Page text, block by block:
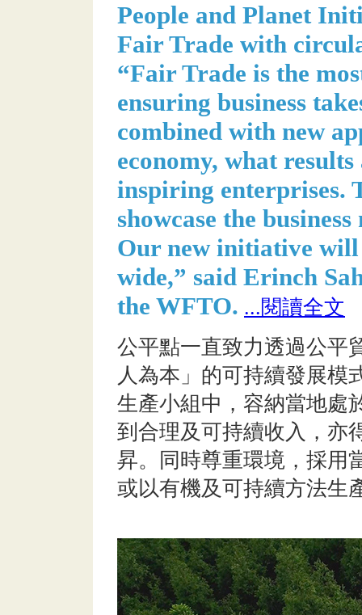
People and Planet
Fair Trade with
“Fair Trade is the
ensuring business
combined with new
economy, what
inspiring enterprises.
showcase the
Our new initiative will
wide,” said Erinch
the WFTO. ...閱讀全文
公平點一直致力透過公平
人為本」的可持續發展模
生產小組中，容納當地處
到合理及可持續收入，亦
昇。同時尊重環境，採用
或以有機及可持續方法生